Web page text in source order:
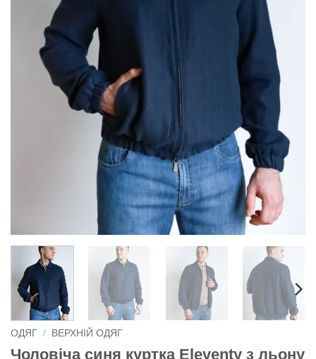
ОДЯГ / ВЕРХНІЙ ОДЯГ
Чоловіча синя куртка Eleventy з льону